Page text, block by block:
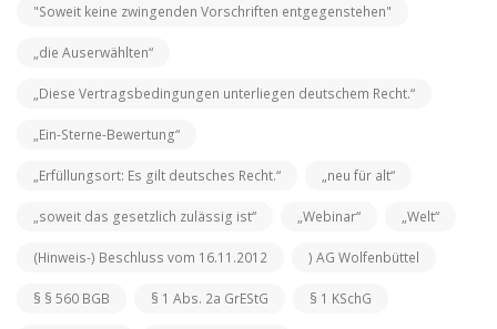
"Soweit keine zwingenden Vorschriften entgegenstehen"
„die Auserwählten“
„Diese Vertragsbedingungen unterliegen deutschem Recht.“
„Ein-Sterne-Bewertung“
„Erfüllungsort: Es gilt deutsches Recht.“ „neu für alt“
„soweit das gesetzlich zulässig ist“ „Webinar“ „Welt“
(Hinweis-) Beschluss vom 16.11.2012 ) AG Wolfenbüttel
§ § 560 BGB § 1 Abs. 2a GrEStG § 1 KSchG